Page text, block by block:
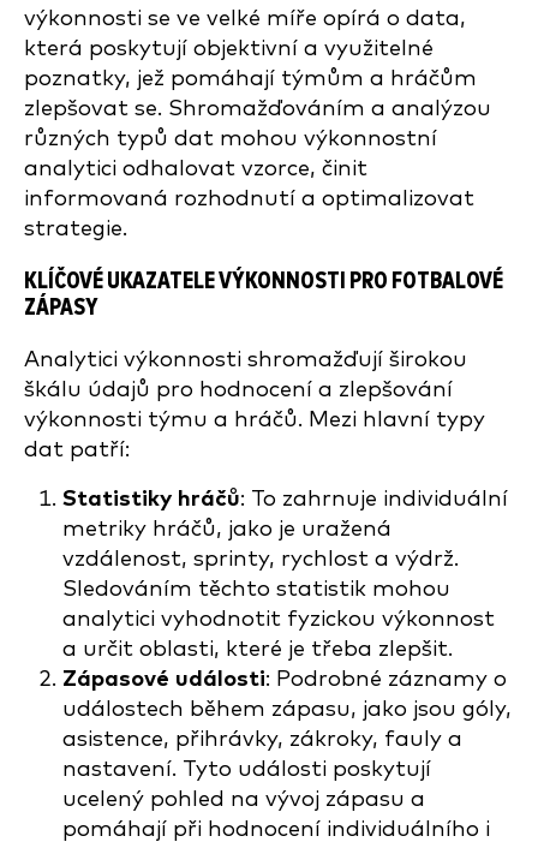
výkonnosti se ve velké míře opírá o data,
která poskytují objektivní a využitelné
poznatky, jež pomáhají týmům a hráčům
zlepšovat se. Shromažďováním a analýzou
různých typů dat mohou výkonnostní
analytici odhalovat vzorce, činit
informovaná rozhodnutí a optimalizovat
strategie.
KLÍČOVÉ UKAZATELE VÝKONNOSTI PRO FOTBALOVÉ
ZÁPASY
Analytici výkonnosti shromažďují širokou
škálu údajů pro hodnocení a zlepšování
výkonnosti týmu a hráčů. Mezi hlavní typy
dat patří:
Statistiky hráčů: To zahrnuje individuální
metriky hráčů, jako je uražená
vzdálenost, sprinty, rychlost a výdrž.
Sledováním těchto statistik mohou
analytici vyhodnotit fyzickou výkonnost
a určit oblasti, které je třeba zlepšit.
Zápasové události: Podrobné záznamy o
událostech během zápasu, jako jsou góly,
asistence, přihrávky, zákroky, fauly a
nastavení. Tyto události poskytují
ucelený pohled na vývoj zápasu a
pomáhají při hodnocení individuálního i